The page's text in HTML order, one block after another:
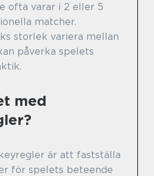
ofta varar i 2 eller 5
matcher.
storlek variera mellan
påverka spelets
med
är att fastställa
för spelets beteende